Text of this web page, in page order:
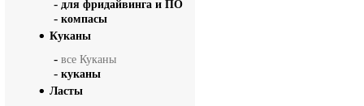
- для фридайвинга и ПО
- компасы
Куканы
- все Куканы
- куканы
Ласты